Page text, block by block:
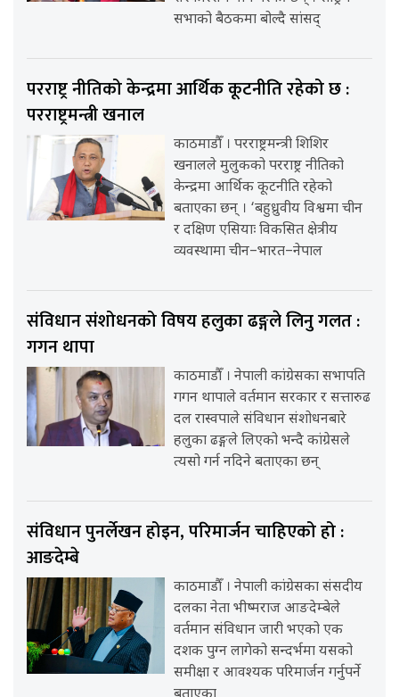
सभाको बैठकमा बोल्दै सांसद्
परराष्ट्र नीतिको केन्द्रमा आर्थिक कूटनीति रहेको छ :
परराष्ट्रमन्त्री खनाल
काठमाडौँ । परराष्ट्रमन्त्री शिशिर
खनालले मुलुकको परराष्ट्र नीतिको
केन्द्रमा आर्थिक कूटनीति रहेको
बताएका छन् । ‘बहुध्रुवीय विश्वमा चीन
र दक्षिण एसियाः विकसित क्षेत्रीय
व्यवस्थामा चीन–भारत–नेपाल
संविधान संशोधनको विषय हलुका ढङ्गले लिनु गलत :
गगन थापा
काठमाडौँ । नेपाली कांग्रेसका सभापति
गगन थापाले वर्तमान सरकार र सत्तारुढ
दल रास्वपाले संविधान संशोधनबारे
हलुका ढङ्गले लिएको भन्दै कांग्रेसले
त्यसो गर्न नदिने बताएका छन्
संविधान पुनर्लेखन होइन, परिमार्जन चाहिएको हो :
आङदेम्बे
काठमाडौँ । नेपाली कांग्रेसका संसदीय
दलका नेता भीष्मराज आङदेम्बेले
वर्तमान संविधान जारी भएको एक
दशक पुग्न लागेको सन्दर्भमा यसको
समीक्षा र आवश्यक परिमार्जन गर्नुपर्ने